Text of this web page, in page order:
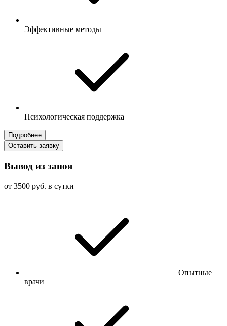
Эффективные методы
Психологическая поддержка
Подробнее
Оставить заявку
Вывод из запоя
от 3500 руб. в сутки
Опытные
врачи